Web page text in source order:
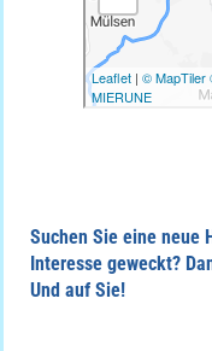
Suchen Sie eine neue
Interesse geweckt?
Und auf Sie!